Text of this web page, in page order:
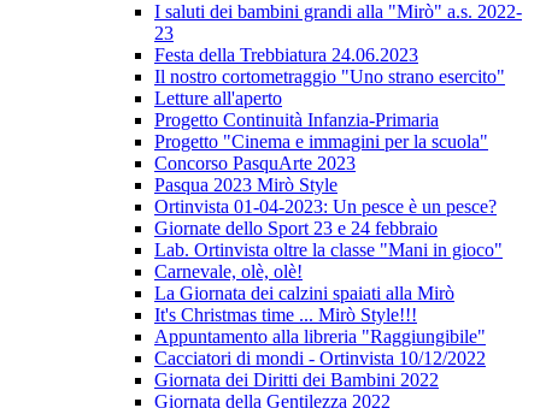
I saluti dei bambini grandi alla "Mirò" a.s. 2022-
23
Festa della Trebbiatura 24.06.2023
Il nostro cortometraggio "Uno strano esercito"
Letture all'aperto
Progetto Continuità Infanzia-Primaria
Progetto "Cinema e immagini per la scuola"
Concorso PasquArte 2023
Pasqua 2023 Mirò Style
Ortinvista 01-04-2023: Un pesce è un pesce?
Giornate dello Sport 23 e 24 febbraio
Lab. Ortinvista oltre la classe "Mani in gioco"
Carnevale, olè, olè!
La Giornata dei calzini spaiati alla Mirò
It's Christmas time ... Mirò Style!!!
Appuntamento alla libreria "Raggiungibile"
Cacciatori di mondi - Ortinvista 10/12/2022
Giornata dei Diritti dei Bambini 2022
Giornata della Gentilezza 2022